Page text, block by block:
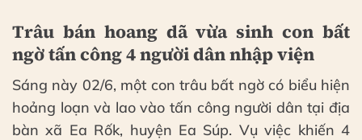
Trâu bán hoang dã vừa sinh con bất
ngờ tấn công 4 người dân nhập viện
Sáng này 02/6, một con trâu bất ngờ có biểu hiện
hoảng loạn và lao vào tấn công người dân tại địa
bàn xã Ea Rốk, huyện Ea Súp. Vụ việc khiến 4